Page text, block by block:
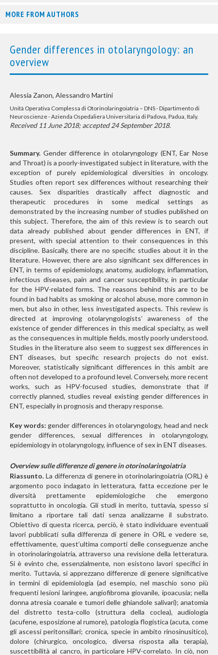
MORE FROM AUTHORS
Gender differences in otolaryngology: an
overview
Alessia Zanon, Alessandro Martini
Unità Operativa Complessa di Otorinolaringoiatria – DNS - Dipartimento di
Neuroscienze - Azienda Ospedaliera Universitaria di Padova, Padua, Italy.
Received 11 June 2018; accepted 24 September 2018.
Summary. Gender difference in otolaryngology (ENT, Ear Nose
and Throat) is a poorly-investigated subject in literature, with the
exception of purely epidemiological diversities in oncology.
Studies often report sex differences without researching their
causes. Sex disparities drastically affect diagnostic and
therapeutic procedures in some medical settings as
demonstrated by the increasing number of studies published on
this subject. Therefore, the aim of this review is to search out
data already published about gender differences in ENT, if
present, with special attention to their consequences in this
discipline. Basically, there are no specific studies about it in the
literature. However, there are also significant sex differences in
ENT, in terms of epidemiology, anatomy, audiology, inflammation,
infectious diseases, pain and cancer susceptibility, in particular
for the HPV-related forms. The reasons behind this are to be
found in bad habits as smoking or alcohol abuse, more common in
men, but also in other, less investigated aspects. This review is
directed at improving otolaryngologists’ awareness of the
existence of gender differences in this medical specialty, as well
as the consequences in multiple fields, mostly poorly understood.
Studies in the literature also seem to suggest sex differences in
ENT diseases, but specific research projects do not exist.
Moreover, statistically significant differences in this ambit are
often not developed to a profound level. Conversely, more recent
works, such as HPV-focused studies, demonstrate that if
correctly planned, studies reveal existing gender differences in
ENT, especially in prognosis and therapy response.
Key words: gender differences in otolaryngology, head and neck
gender differences, sexual differences in otolaryngology,
epidemiology in otolaryngology, influence of sex in ENT diseases.
Overview sulle differenze di genere in otorinolaringoiatria
Riassunto. La differenza di genere in otorinolaringoiatria (ORL) è
argomento poco indagato in letteratura, fatta eccezione per le
diversità prettamente epidemiologiche che emergono
soprattutto in oncologia. Gli studi in merito, tuttavia, spesso si
limitano a riportare tali dati senza analizzarne il substrato.
Obiettivo di questa ricerca, perciò, è stato individuare eventuali
lavori pubblicati sulla differenza di genere in ORL e vedere se,
effettivamente, quest’ultima comporti delle conseguenze anche
in otorinolaringoiatria, attraverso una revisione della letteratura.
Si è evinto che, essenzialmente, non esistono lavori specifici in
merito. Tuttavia, si apprezzano differenze di genere significative
in termini di epidemiologia (ad esempio, nel maschio sono più
frequenti lesioni laringee, angiofibroma giovanile, ipoacusia; nella
donna atresia coanale e tumori delle ghiandole salivari); anatomia
del distretto testa-collo (struttura della coclea), audiologia
(acufene, esposizione al rumore), patologia flogistica (acuta, come
gli ascessi peritonsillari; cronica, specie in ambito rinosinusitico),
dolore (chirurgico, oncologico, diversa risposta alla terapia),
suscettibilità al cancro, in particolare HPV-correlato. In ciò, non